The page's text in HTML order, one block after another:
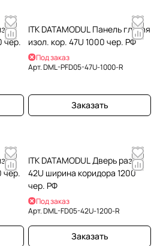
чер.
ITK DATAMODUL Панель глухая
изол. кор. 47U 1000 чер. РФ
Под заказ
Арт.DML-PFD05-47U-1000-R
Заказать
чер.
ITK DATAMODUL Дверь раздв.
42U ширина коридора 1200
чер. РФ
Под заказ
Арт.DML-FD05-42U-1200-R
Заказать